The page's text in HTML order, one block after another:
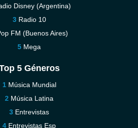
Disney (Argentina)
Radio 10
FM (Buenos Aires)
Mega
5 Géneros
Música Mundial
Música Latina
Entrevistas
Entrevistas Esp